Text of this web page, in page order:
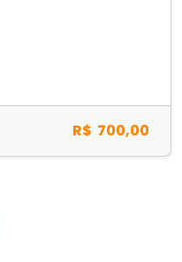
R$ 700,00